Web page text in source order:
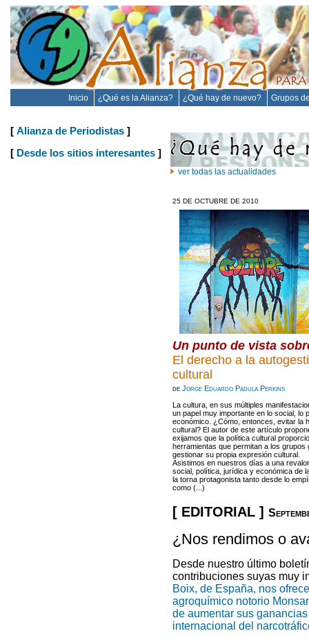
Inicio ¿Qué es la Alianza? ¿Qué hay de nuevo? Grupos
[ Alianza de Periodistas ]
[ Desde los sitios interesantes ]
ver todas las actualidades
25 DE OCTUBRE DE 2010
Un punto de vista
El derecho a la
cultural
de Jorge Eduardo Padula Perkins
La cultura, en sus múltiples
un papel muy importante en lo social, lo
económico. ¿Cómo, entonces, evitar la
cultural? El autor de este artículo
exijamos que la política cultural
herramientas que permitan a los grupos
gestionar su propia expresión cultural.
Asistimos en nuestros días a una
social, política, jurídica y económica de
la torna protagonista tanto desde lo
como (...)
[ EDITORIAL ]
¿Nos rendimos o
Desde nuestro último
contribuciones suyas muy
Boix, de España, nos
agroquímico notorio
de aumentar sus
internacional del